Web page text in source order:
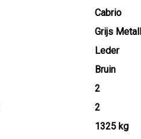
Cabrio
Grijs
Leder
Bruin
2
2
1325 kg